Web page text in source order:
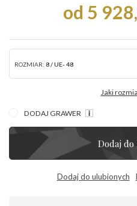
od 5
ROZMIAR: 8 / UE- 48
Jaki
DODAJ GRAWER
Dodaj
Dodaj do ulubionych